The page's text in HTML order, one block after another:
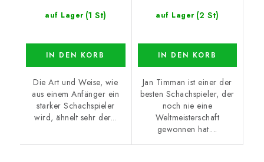
auf Lager (1 St)
IN DEN KORB
Die Art und Weise, wie
aus einem Anfänger ein
starker Schachspieler
wird, ähnelt sehr der...
auf Lager (2 St)
IN DEN KORB
Jan Timman ist einer der
besten Schachspieler, der
noch nie eine
Weltmeisterschaft
gewonnen hat....